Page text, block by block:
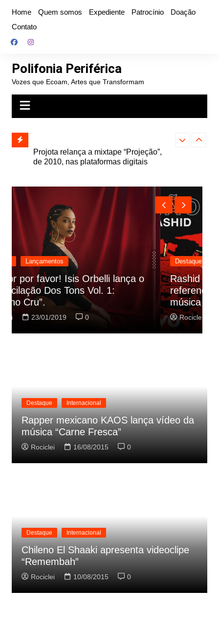
conteúdo
Home Quem somos Expediente Patrocínio
Doação
Contato
Polifonia Periférica
Vozes que Ecoam, Artes que Transformam
e abre
autoral,
de 2010, nas plataformas digitais
Farofa
Destaque Lançamentos
Rashid vai buscar nos HQs as
referencias do clipe de sua nova
música
Rociclei 22/01/2019
Destaque Internacional
Rapper mexicano KAOS lança vídeo da
música “Carne Fresca”
Rociclei 16/08/2015 0
Destaque Internacional
Chileno El Shaaki apresenta videoclipe
“Remembah”
Rociclei 10/08/2015 0